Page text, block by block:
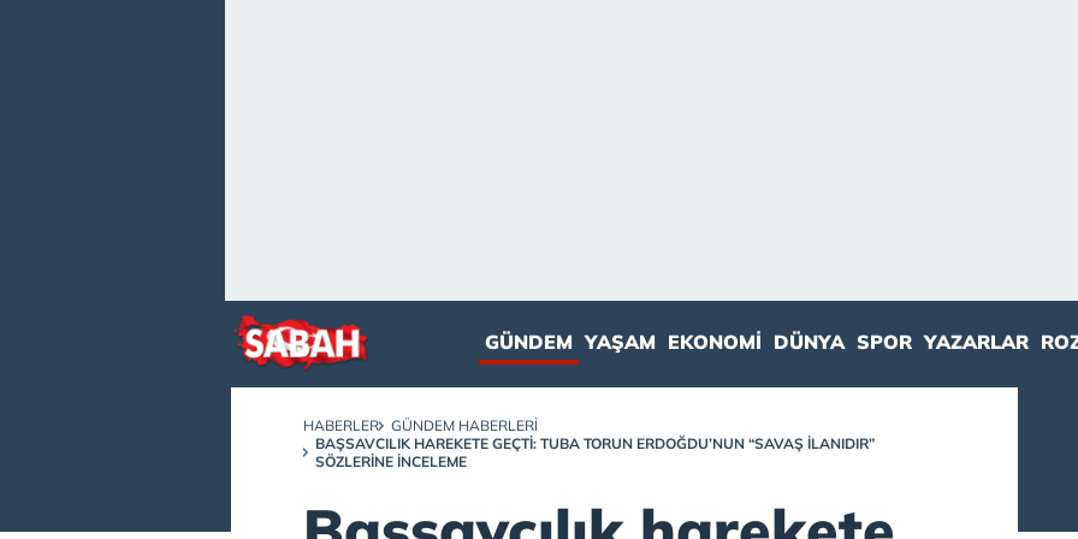
GÜNDEM YAŞAM EKONOMI DÜNYA SPOR YAZARLAR
HABERLER
GÜNDEM HABERLERI
BAŞSAVCILIK HAREKETE GEÇTI: TUBA TORUN ERDOĞDU’NUN “SAVAŞ ILANIDIR”
SÖZLERINE INCELEME